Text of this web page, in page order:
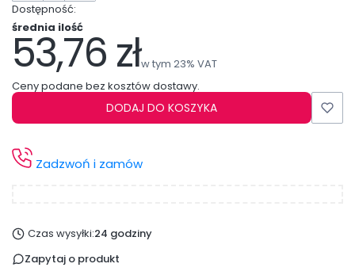
Dostępność:
średnia ilość
Cena
53,76 złw tym 23% VAT
w tym 23% VAT
Ceny podane bez kosztów dostawy.
DODAJ DO KOSZYKA
Zadzwoń i zamów
Czas wysyłki:24 godziny
Zapytaj o produkt